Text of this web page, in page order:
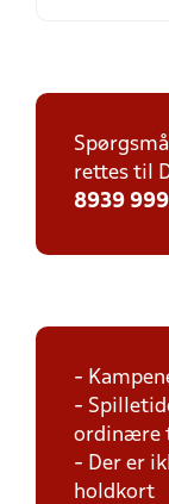
rettes til
8939
-
-
ordinære
- Der er
holdkort